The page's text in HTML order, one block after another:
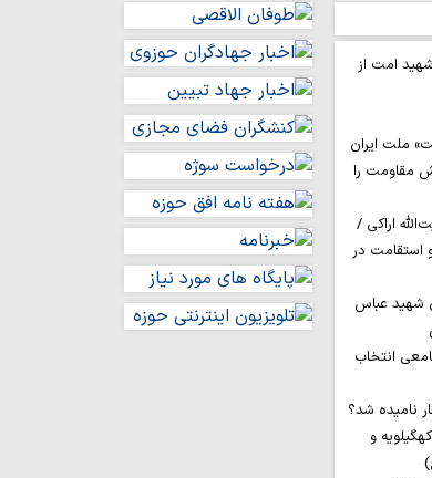
امت از
ملت ایران
مقاومت را
اراکی /
استقامت در
شهید عباس
انتخاب
کهگیلویه و